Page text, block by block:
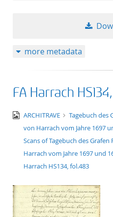
more metadata
FA Harrach
image/jpeg
ARCHITRAVE
Tagebuch des
von Harrach vom Jahre 1697
Scans of Tagebuch des
Harrach vom Jahre 1697 und
Harrach HS134, fol.483